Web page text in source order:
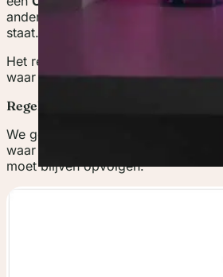
andere bestanden altijd geladen
staat.
Het resultaat? Snellere laadtijden,
waar je ook bent.
Regelmatig testen en bijsturen
We gebruiken tools zoals
waar we nog kunnen verbeteren.
moet blijven opvolgen.